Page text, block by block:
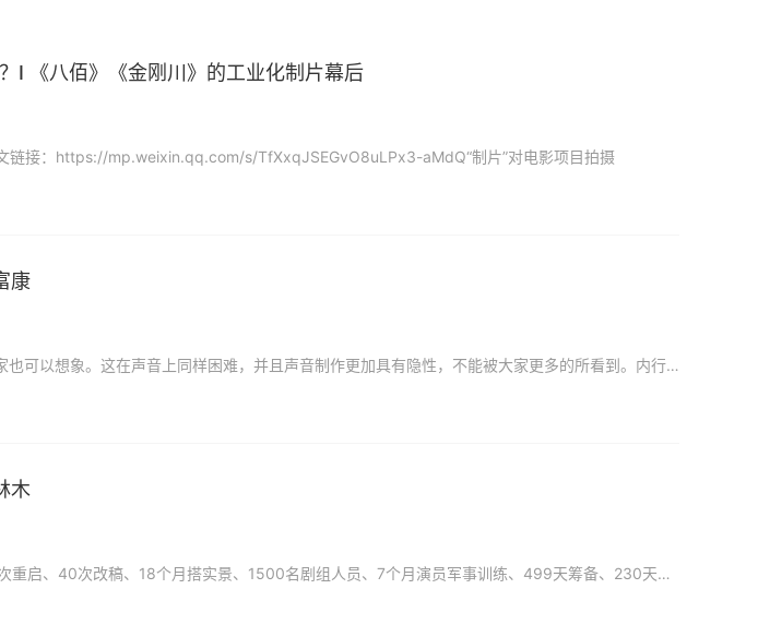
I 《八佰》《金刚川》的工业化制片幕后
链接：https://mp.weixin.qq.com/s/TfXxqJSEGvO8uLPx3-aMdQ“制片”对电影项目拍摄
康
《八佰》的制作质量已经不用再夸，制作之复杂大家也可以想象。这在声音上同样困难，并且声音制作更加具有隐性，不能被大家更多的所看到。内行看门道，外行看热闹。所以我们请出电影《八佰》的声音指导富康老师，小小
木
《八佰》无疑是华语战争片的一个新标杆。历经3次重启、40次改稿、18个月搭实景、1500名剧组人员、7个月演员军事训练、499天筹备、230天拍摄……这每一串数字的背后是国产战